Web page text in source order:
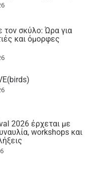
τον σκύλο: Ώρα για
και όμορφες
2026 έρχεται με
workshops και